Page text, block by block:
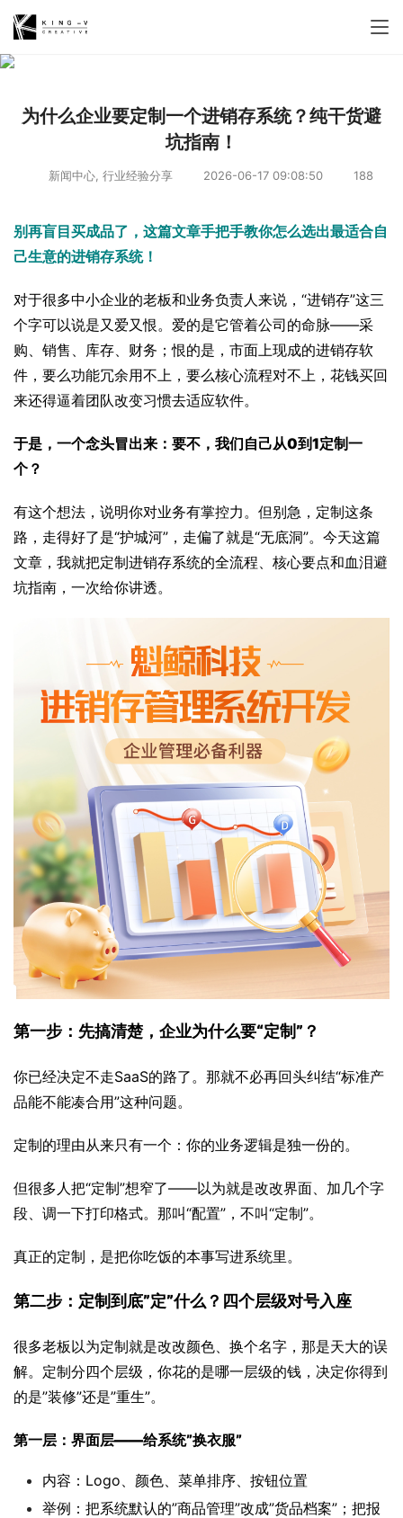
为什么企业要定制一个进销存系统？纯干货避
坑指南！
新闻中心, 行业经验分享 2026-06-17 09:08:50 188
别再盲目买成品了，这篇文章手把手教你怎么选出最适合自
己生意的进销存系统！
对于很多中小企业的老板和业务负责人来说，“进销存”这三
个字可以说是又爱又恨。爱的是它管着公司的命脉——采
购、销售、库存、财务；恨的是，市面上现成的进销存软
件，要么功能冗余用不上，要么核心流程对不上，花钱买回
来还得逼着团队改变习惯去适应软件。
于是，一个念头冒出来：要不，我们自己从0到1定制一
个？
有这个想法，说明你对业务有掌控力。但别急，定制这条
路，走得好了是“护城河”，走偏了就是“无底洞”。今天这篇
文章，我就把定制进销存系统的全流程、核心要点和血泪避
坑指南，一次给你讲透。
第一步：先搞清楚，企业为什么要“定制”？
你已经决定不走SaaS的路了。那就不必再回头纠结“标准产
品能不能凑合用”这种问题。
定制的理由从来只有一个：你的业务逻辑是独一份的。
但很多人把“定制”想窄了——以为就是改改界面、加几个字
段、调一下打印格式。那叫“配置”，不叫“定制”。
真正的定制，是把你吃饭的本事写进系统里。
第二步： 定制到底”定”什么？四个层级对号入座
很多老板以为定制就是改改颜色、换个名字，那是天大的误
解。定制分四个层级，你花的是哪一层级的钱，决定你得到
的是”装修”还是”重生”。
第一层：界面层——给系统”换衣服”
内容：Logo、颜色、菜单排序、按钮位置
举例：把系统默认的”商品管理”改成”货品档案”；把报